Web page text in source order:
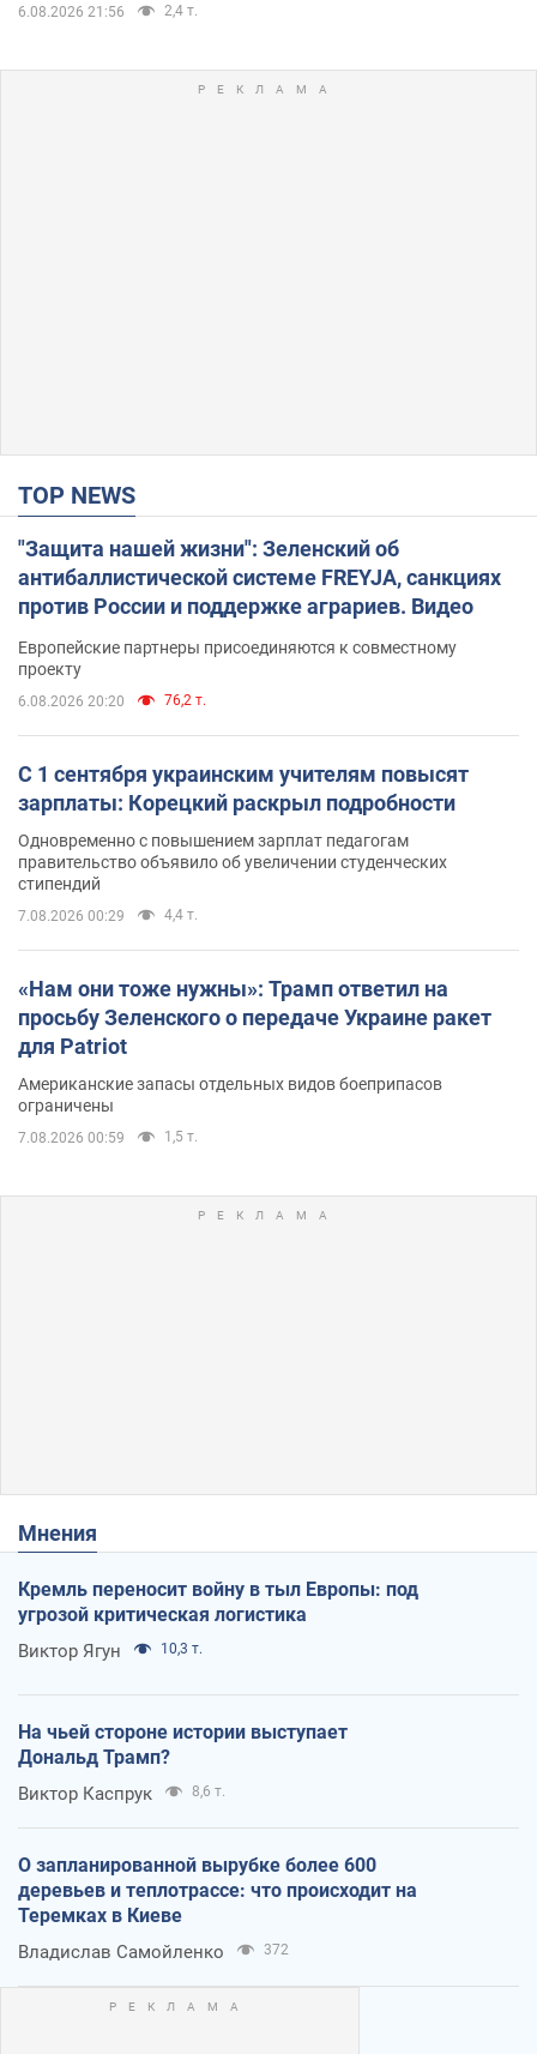
6.08.2026 21:56 2,4 т.
TOP NEWS
"Защита нашей жизни": Зеленский об
антибаллистической системе FREYJA, санкциях
против России и поддержке аграриев. Видео
Европейские партнеры присоединяются к совместному
проекту
6.08.2026 20:20 76,2 т.
С 1 сентября украинским учителям повысят
зарплаты: Корецкий раскрыл подробности
Одновременно с повышением зарплат педагогам
правительство объявило об увеличении студенческих
стипендий
7.08.2026 00:29 4,4 т.
«Нам они тоже нужны»: Трамп ответил на
просьбу Зеленского о передаче Украине ракет
для Patriot
Американские запасы отдельных видов боеприпасов
ограничены
7.08.2026 00:59 1,5 т.
Мнения
Кремль переносит войну в тыл Европы: под
угрозой критическая логистика
Виктор Ягун 10,3 т.
На чьей стороне истории выступает
Дональд Трамп?
Виктор Каспрук 8,6 т.
О запланированной вырубке более 600
деревьев и теплотрассе: что происходит на
Теремках в Киеве
Владислав Самойленко 372